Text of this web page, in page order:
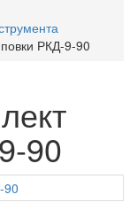
РКД-9-90
90